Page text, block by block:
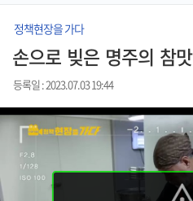
정책현장을 가다
손으로 빚은 명주의 참맛
등록일 : 2023.07.03 19:44